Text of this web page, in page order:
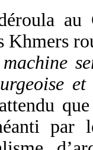
au
Khmers
par